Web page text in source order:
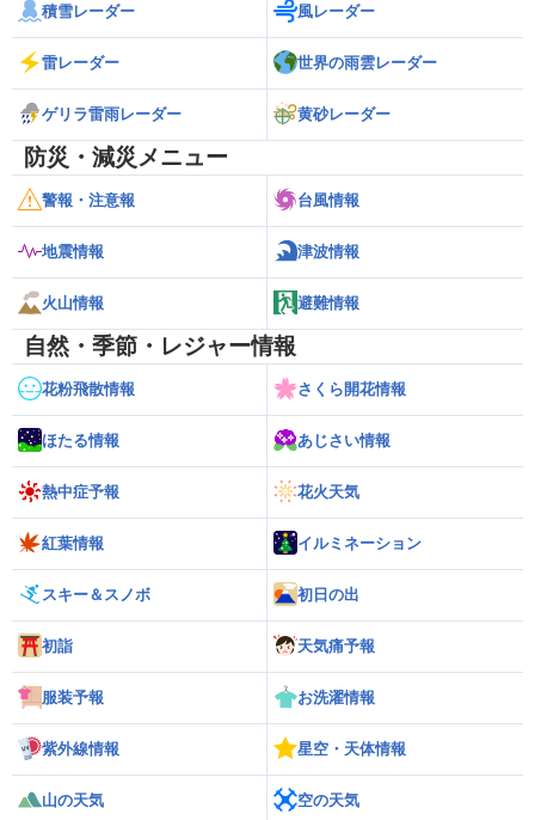
積雪レーダー 風レーダー
雷レーダー 世界の雨雲レーダー
ゲリラ雷雨レーダー 黄砂レーダー
防災・減災メニュー
警報・注意報 台風情報
地震情報 津波情報
火山情報 避難情報
自然・季節・レジャー情報
花粉飛散情報 さくら開花情報
ほたる情報 あじさい情報
熱中症予報 花火天気
紅葉情報 イルミネーション
スキー＆スノボ 初日の出
初詣 天気痛予報
服装予報 お洗濯情報
紫外線情報 星空・天体情報
山の天気 空の天気